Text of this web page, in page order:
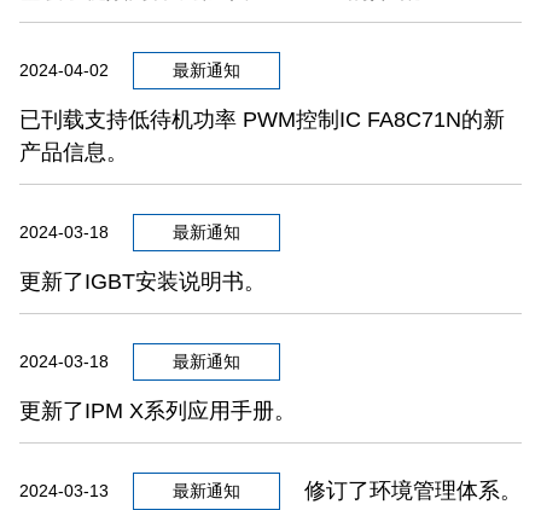
2024-04-02 最新通知
已刊载支持低待机功率 PWM控制IC FA8C71N的新
产品信息。
2024-03-18 最新通知
更新了IGBT安装说明书。
2024-03-18 最新通知
更新了IPM X系列应用手册。
2024-03-13 最新通知 修订了环境管理体系。